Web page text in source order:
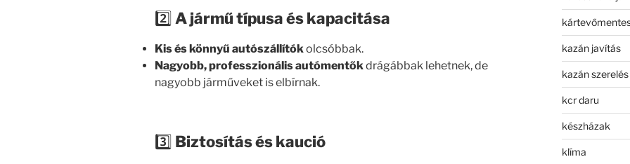
2️⃣ A jármű típusa és kapacitása
Kis és könnyű autószállítók olcsóbbak.
Nagyobb, professzionális autómentők drágábbak lehetnek, de
nagyobb járműveket is elbírnak.
3️⃣ Biztosítás és kaució
kazán javítás
kazán szerelés
kcr daru
készházak
klíma